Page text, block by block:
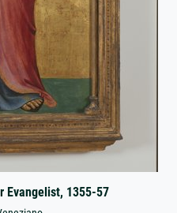
Evangelist, 1355-57